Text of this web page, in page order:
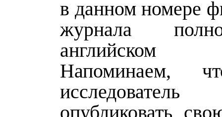
в данном номере
журнала
Напоминаем,
опубликовать